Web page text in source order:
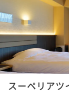
【オールイン
ーヌ懐石》旬
スーペリアツ